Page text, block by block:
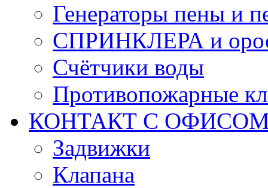
Генераторы пены и
СПРИНКЛЕРА и
Счётчики воды
Противопожарные
КОНТАКТ С ОФИСОМ
Задвижки
Клапана